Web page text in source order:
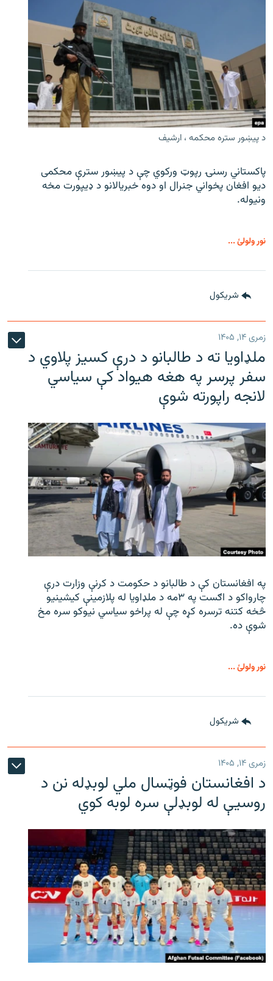
د پیښور ستره محکمه ، ارشیف
پاکستاني رسنۍ رپوټ ورکوي چې د پیښور سترې محکمی
دیو افغان پخواني جنرال او دوه خبریالانو د ډیپورت مخه
ونیوله.
نور ولولئ ...
شريکول
زمری ۱۴, ۱۴۰۵
ملډاویا ته د طالبانو د درې کسیز پلاوي د
سفر پرسر په هغه هیواد کې سیاسي
لانجه راپورته شوې
په افغانستان کې د طالبانو د حکومت د کرنې وزارت درې
چارواکو د اګست په ۳مه د ملډاویا له پلازمینې کیشینیو
څخه کتنه ترسره کړه چې له پراخو سیاسي نیوکو سره مخ
شوې ده.
نور ولولئ ...
شريکول
زمری ۱۴, ۱۴۰۵
د افغانستان فوټسال ملي لوبډله نن د
روسیې له لوبډلې سره لوبه کوي